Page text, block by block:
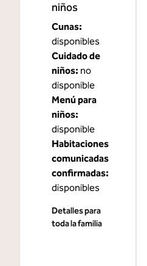
niños
Cunas:
disponibles
Cuidado de
niños: no
disponible
Menú para
niños:
disponible
Habitaciones
comunicadas
confirmadas:
disponibles
Detalles para
toda la familia